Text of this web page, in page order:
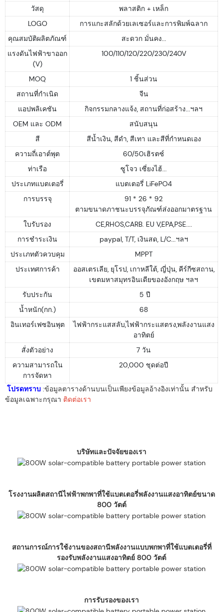
วัสดุ
พลาสติก + เหล็ก
LOGO
การแกะสลักด้วยเลเซอร์และการพิมพ์ฉลาก
คุณสมบัติผลิตภัณฑ์
สะดวก มั่นคง...
แรงดันไฟฟ้าขาออก
(V)
100/110/120/220/230/240V
MOQ
1 ชิ้นส่วน
สถานที่กำเนิด
จีน
แอปพลิเคชัน
กิจกรรมกลางแจ้ง, สถานที่ก่อสร้าง...ฯลฯ
OEM และ ODM
สนับสนุน
สี
สีน้ำเงิน, สีดำ, สีเทา และสีที่กำหนดเอง
ความถี่เอาต์พุต
60/50เฮิรตซ์
ท่าเรือ
ซูโจว เซี่ยงไฮ้...
ประเภทแบตเตอรี่
แบตเตอรี่ LiFePO4
การบรรจุ
91 * 26 * 92
ตามขนาดภาชนะบรรจุภัณฑ์ส่งออกมาตรฐาน
ใบรับรอง
CE,RHOS,CARB. EU V,EPA,PSE....
การชำระเงิน
paypal, T/T, เงินสด, L/C...ฯลฯ
ประเภทตัวควบคุม
MPPT
ประเทศการค้า
ออสเตรเลีย, ยุโรป, เกาหลีใต้, ญี่ปุ่น, คีร์กีซสถาน,
เขตมหาสมุทรอินเดียของอังกฤษ ฯลฯ
รับประกัน
5 ปี
น้ำหนัก(กก.)
68
อินเทอร์เฟซอินพุต
ไฟฟ้ากระแสสลับ,ไฟฟ้ากระแสตรง,พลังงานแสง
อาทิตย์
สั่งตัวอย่าง
7 วัน
ความสามารถใน
การจัดหา
20,000 ชุดต่อปี
โปรดทราบ :ข้อมูลตารางด้านบนเป็นเพียงข้อมูลอ้างอิงเท่านั้น สำหรับ
ข้อมูลเฉพาะกรุณา ติดต่อเรา
บริษัทและปัจจัยของเรา
โรงงานผลิตสถานีไฟฟ้าพกพาที่ใช้แบตเตอรี่พลังงานแสงอาทิตย์ขนาด
800 วัตต์
สถานการณ์การใช้งานของสถานีพลังงานแบบพกพาที่ใช้แบตเตอรี่ที่
รองรับพลังงานแสงอาทิตย์ 800 วัตต์
การรับรองของเรา